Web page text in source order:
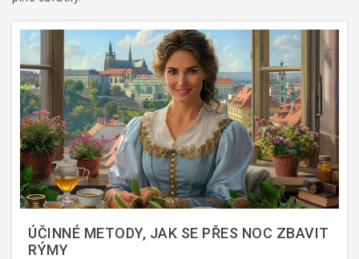
ÚČINNÉ METODY, JAK SE PŘES NOC ZBAVIT
RÝMY